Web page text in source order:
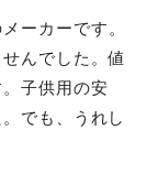
ーカーです。
んでした。値
子供用の安
でも、うれし